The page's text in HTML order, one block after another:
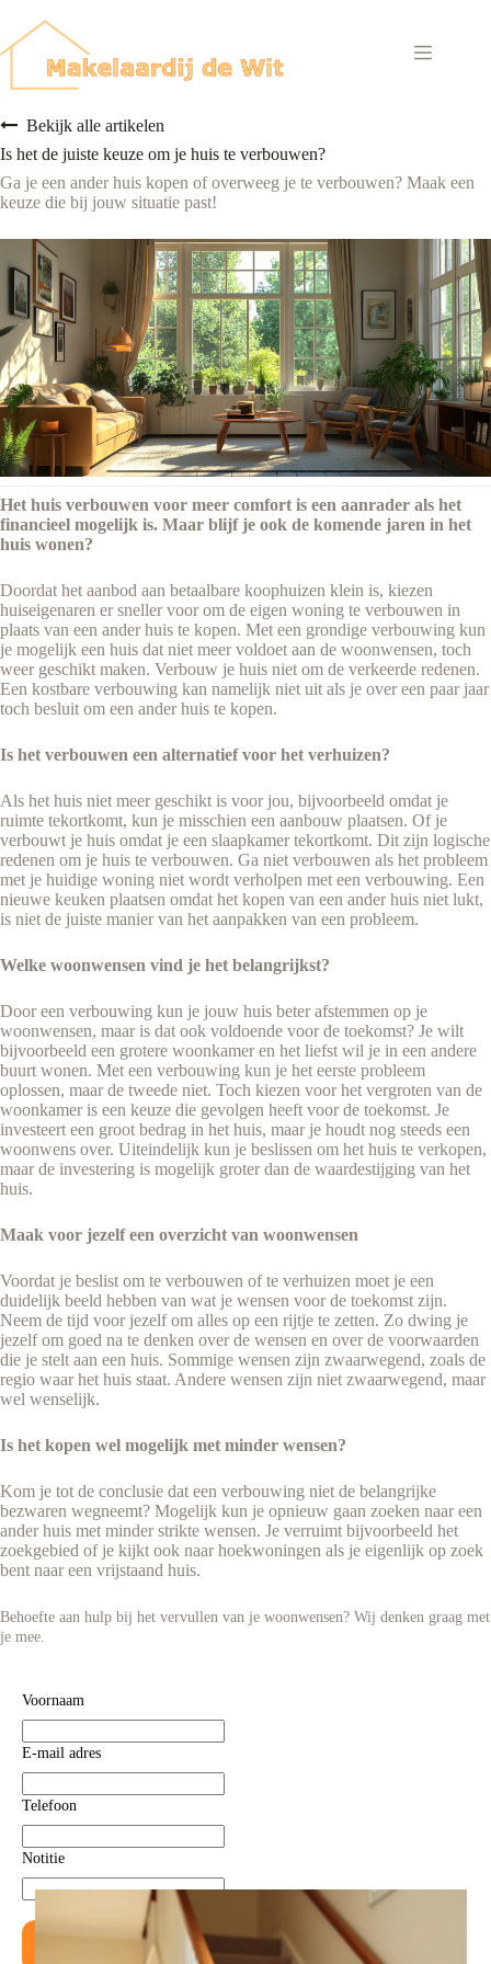
de
Bekijk alle artikelen
Is het de juiste keuze om je huis te verbouwen?
Ga je een ander huis kopen of overweeg je te verbouwen? Maak een
keuze die bij jouw situatie past!
Het huis verbouwen voor meer comfort is een aanrader als het
financieel mogelijk is. Maar blijf je ook de komende jaren in het
huis wonen?
Doordat het aanbod aan betaalbare koophuizen klein is, kiezen
huiseigenaren er sneller voor om de eigen woning te verbouwen in
plaats van een ander huis te kopen. Met een grondige verbouwing kun
je mogelijk een huis dat niet meer voldoet aan de woonwensen, toch
weer geschikt maken. Verbouw je huis niet om de verkeerde redenen.
Een kostbare verbouwing kan namelijk niet uit als je over een paar jaar
toch besluit om een ander huis te kopen.
Is het verbouwen een alternatief voor het verhuizen?
Als het huis niet meer geschikt is voor jou, bijvoorbeeld omdat je
ruimte tekortkomt, kun je misschien een aanbouw plaatsen. Of je
verbouwt je huis omdat je een slaapkamer tekortkomt. Dit zijn logische
redenen om je huis te verbouwen. Ga niet verbouwen als het probleem
met je huidige woning niet wordt verholpen met een verbouwing. Een
nieuwe keuken plaatsen omdat het kopen van een ander huis niet lukt,
is niet de juiste manier van het aanpakken van een probleem.
Welke woonwensen vind je het belangrijkst?
Door een verbouwing kun je jouw huis beter afstemmen op je
woonwensen, maar is dat ook voldoende voor de toekomst? Je wilt
bijvoorbeeld een grotere woonkamer en het liefst wil je in een andere
buurt wonen. Met een verbouwing kun je het eerste probleem
oplossen, maar de tweede niet. Toch kiezen voor het vergroten van de
woonkamer is een keuze die gevolgen heeft voor de toekomst. Je
investeert een groot bedrag in het huis, maar je houdt nog steeds een
woonwens over. Uiteindelijk kun je beslissen om het huis te verkopen,
maar de investering is mogelijk groter dan de waardestijging van het
huis.
Maak voor jezelf een overzicht van woonwensen
Voordat je beslist om te verbouwen of te verhuizen moet je een
duidelijk beeld hebben van wat je wensen voor de toekomst zijn.
Neem de tijd voor jezelf om alles op een rijtje te zetten. Zo dwing je
jezelf om goed na te denken over de wensen en over de voorwaarden
die je stelt aan een huis. Sommige wensen zijn zwaarwegend, zoals de
regio waar het huis staat. Andere wensen zijn niet zwaarwegend, maar
wel wenselijk.
Is het kopen wel mogelijk met minder wensen?
Kom je tot de conclusie dat een verbouwing niet de belangrijke
bezwaren wegneemt? Mogelijk kun je opnieuw gaan zoeken naar een
ander huis met minder strikte wensen. Je verruimt bijvoorbeeld het
zoekgebied of je kijkt ook naar hoekwoningen als je eigenlijk op zoek
bent naar een vrijstaand huis.
Behoefte aan hulp bij het vervullen van je woonwensen? Wij denken graag met
je mee.
Voornaam
E-mail adres
Telefoon
Notitie